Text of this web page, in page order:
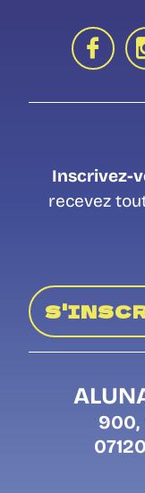
Inscrivez-
recevez
900,